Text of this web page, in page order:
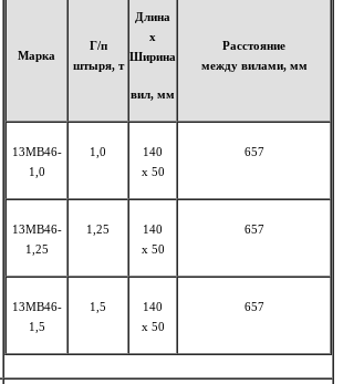
Марка
Г/п
штыря, т
Длина
х
Ширина
вил, мм
Расстояние
между вилами, мм
13MB46-
1,0
1,0
140
x 50
657
13MB46-
1,25
1,25
140
x 50
657
13MB46-
1,5
1,5
140
x 50
657